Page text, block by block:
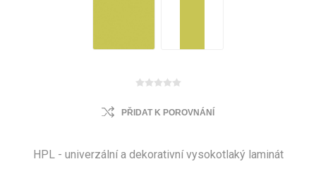
PŘIDAT K POROVNÁNÍ
HPL - univerzální a dekorativní vysokotlaký laminát